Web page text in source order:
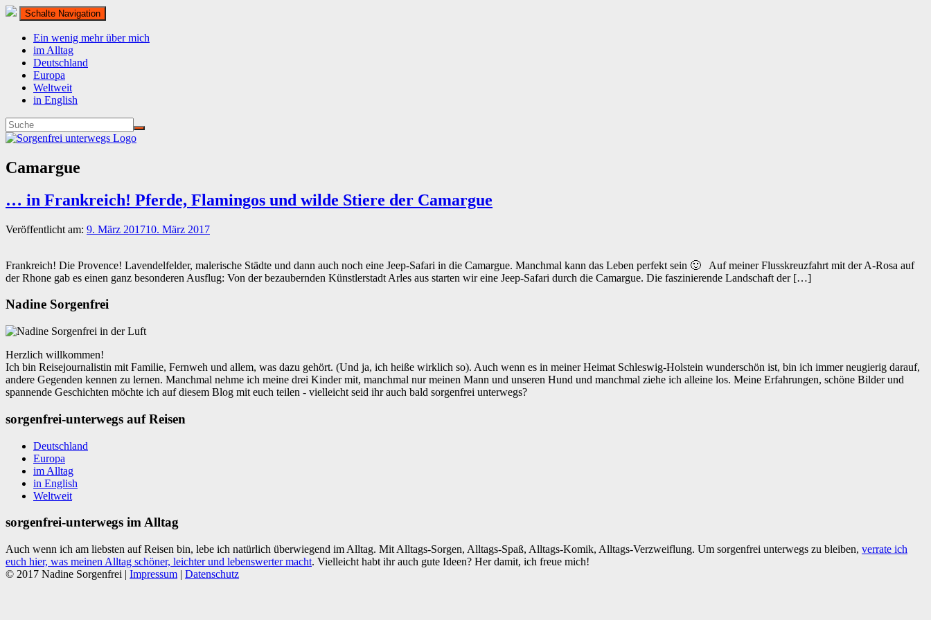
Schalte Navigation
Ein wenig mehr über mich
im Alltag
Deutschland
Europa
Weltweit
in English
Camargue
… in Frankreich! Pferde, Flamingos und wilde Stiere der Camargue
Veröffentlicht am: 9. März 201710. März 2017
Frankreich! Die Provence! Lavendelfelder, malerische Städte und dann auch noch eine Jeep-Safari in die Camargue. Manchmal kann das Leben perfekt sein 🙂 Auf meiner Flusskreuzfahrt mit der A-Rosa auf
der Rhone gab es einen ganz besonderen Ausflug: Von der bezaubernden Künstlerstadt Arles aus starten wir eine Jeep-Safari durch die Camargue. Die faszinierende Landschaft der […]
Nadine Sorgenfrei
Herzlich willkommen!
Ich bin Reisejournalistin mit Familie, Fernweh und allem, was dazu gehört. (Und ja, ich heiße wirklich so). Auch wenn es in meiner Heimat Schleswig-Holstein wunderschön ist, bin ich immer neugierig darauf,
andere Gegenden kennen zu lernen. Manchmal nehme ich meine drei Kinder mit, manchmal nur meinen Mann und unseren Hund und manchmal ziehe ich alleine los. Meine Erfahrungen, schöne Bilder und
spannende Geschichten möchte ich auf diesem Blog mit euch teilen - vielleicht seid ihr auch bald sorgenfrei unterwegs?
sorgenfrei-unterwegs auf Reisen
Deutschland
Europa
im Alltag
in English
Weltweit
sorgenfrei-unterwegs im Alltag
Auch wenn ich am liebsten auf Reisen bin, lebe ich natürlich überwiegend im Alltag. Mit Alltags-Sorgen, Alltags-Spaß, Alltags-Komik, Alltags-Verzweiflung. Um sorgenfrei unterwegs zu bleiben, verrate ich
euch hier, was meinen Alltag schöner, leichter und lebenswerter macht. Vielleicht habt ihr auch gute Ideen? Her damit, ich freue mich!
© 2017 Nadine Sorgenfrei | Impressum | Datenschutz